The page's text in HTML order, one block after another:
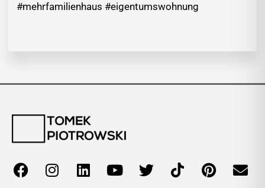
#mehrfamilienhaus #eigentumswohnung
F
a
I
n
L
i
Y
o
T
w
T
i
P
i
E
n